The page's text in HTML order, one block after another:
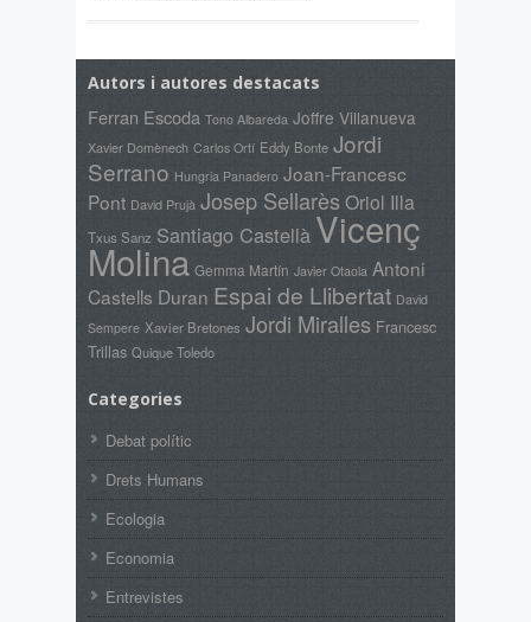
Autors i autores destacats
Ferran Escoda Tono Albareda Joffre Villanueva
Xavier Domènech Carlos Ortí Eddy Bonte Jordi
Serrano Hungria Panadero Joan-Francesc
Pont David Prujà Josep SellarèsOriol Illa
Txus Sanz Santiago Castellà Vicenç
Molina Gemma Martín Javier Otaola Antoni
Castells Duran Espai de Llibertat David
Sempere Xavier Bretones Jordi Miralles Francesc
Trillas Quique Toledo
Categories
Debat polític
Drets Humans
Ecologia
Economia
Entrevistes